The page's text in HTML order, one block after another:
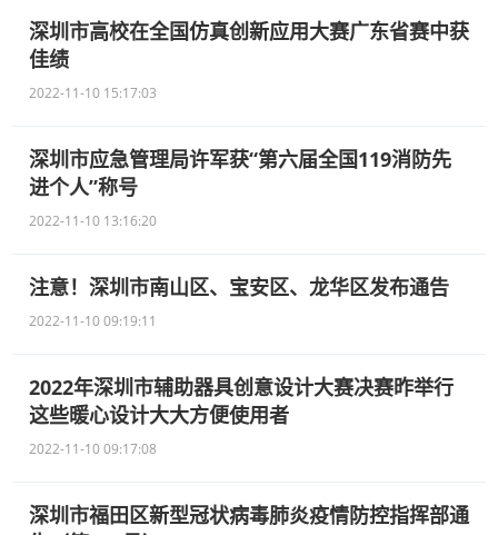
深圳市高校在全国仿真创新应用大赛广东省赛中获
佳绩
2022-11-10 15:17:03
深圳市应急管理局许军获“第六届全国119消防先
进个人”称号
2022-11-10 13:16:20
注意！深圳市南山区、宝安区、龙华区发布通告
2022-11-10 09:19:11
2022年深圳市辅助器具创意设计大赛决赛昨举行
这些暖心设计大大方便使用者
2022-11-10 09:17:08
深圳市福田区新型冠状病毒肺炎疫情防控指挥部通